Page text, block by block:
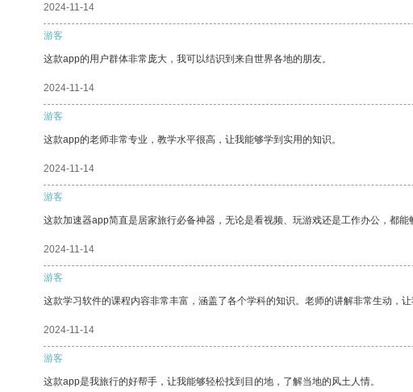
2024-11-14
游客
这款app的用户群体非常庞大，我可以结识到来自世界各地的朋友。
2024-11-14
游客
这款app的老师非常专业，教学水平很高，让我能够学到实用的知识。
2024-11-14
游客
这款加速器app简直是居家旅行必备神器，无论是看视频、玩游戏还是工作办公，都能
2024-11-14
游客
这款学习软件的课程内容非常丰富，涵盖了各个学科的知识。老师的讲解非常生动，让
2024-11-14
游客
这款app是我旅行的好帮手，让我能够轻松找到目的地，了解当地的风土人情。